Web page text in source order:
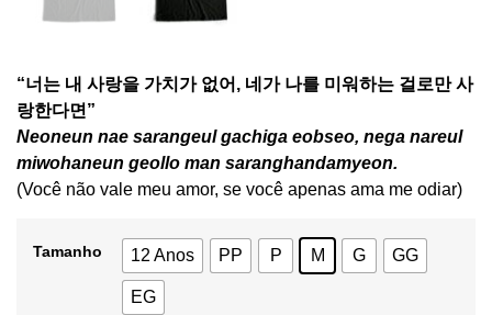
“너는 내 사랑을 가치가 없어, 네가 나를 미워하는 걸로만 사
랑한다면”
Neoneun nae sarangeul gachiga eobseo, nega nareul
miwohaneun geollo man saranghandamyeon.
(Você não vale meu amor, se você apenas ama me odiar)
Tamanho 12 Anos PP P M G GG
EG